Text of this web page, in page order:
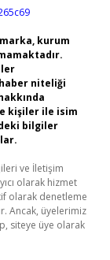
kurum
niteliği
kişiler ile isim
bilgiler
ve İletişim
olarak hizmet
olarak denetleme
Ancak, üyelerimiz
siteye üye olarak